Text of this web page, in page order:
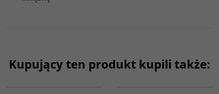
Kupujący ten produkt kupili także: